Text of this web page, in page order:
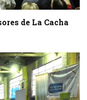
de La Cacha